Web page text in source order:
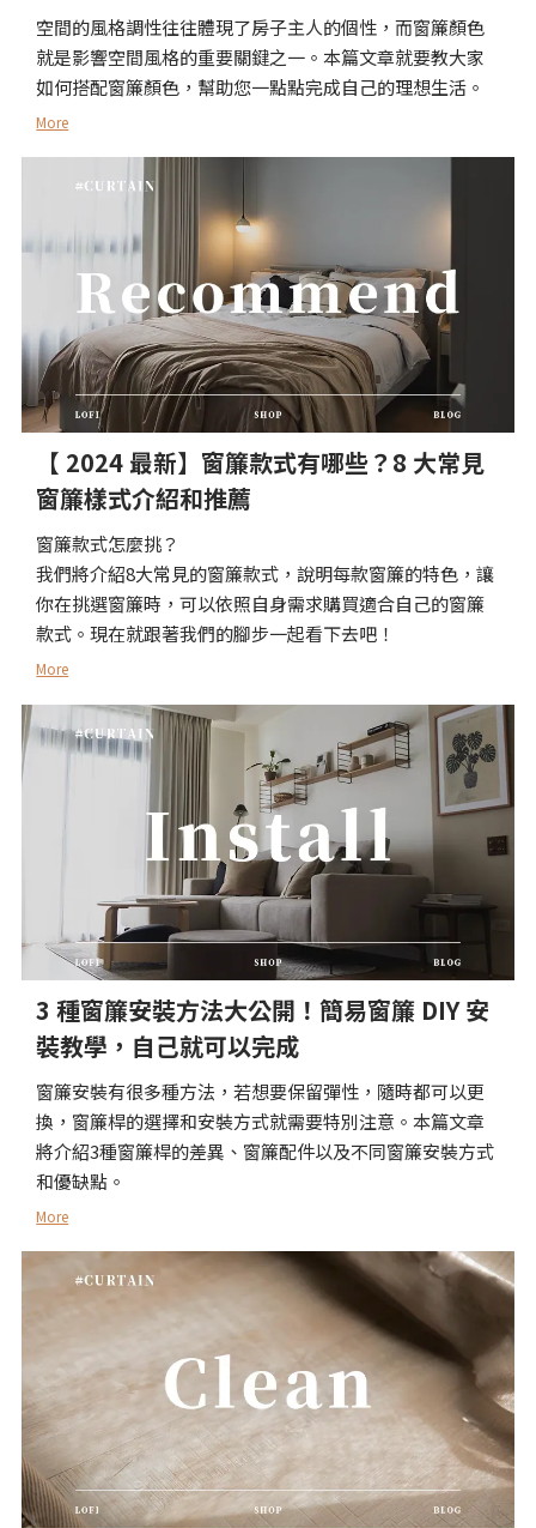
空間的風格調性往往體現了房子主人的個性，而窗簾顏色
就是影響空間風格的重要關鍵之一。本篇文章就要教大家
如何搭配窗簾顏色，幫助您一點點完成自己的理想生活。
More
【 2024 最新】窗簾款式有哪些？8 大常見
窗簾樣式介紹和推薦
窗簾款式怎麼挑？
我們將介紹8大常見的窗簾款式，說明每款窗簾的特色，讓
你在挑選窗簾時，可以依照自身需求購買適合自己的窗簾
款式。現在就跟著我們的腳步一起看下去吧！
More
3 種窗簾安裝方法大公開！簡易窗簾 DIY 安
裝教學，自己就可以完成
窗簾安裝有很多種方法，若想要保留彈性，隨時都可以更
換，窗簾桿的選擇和安裝方式就需要特別注意。本篇文章
將介紹3種窗簾桿的差異、窗簾配件以及不同窗簾安裝方式
和優缺點。
More